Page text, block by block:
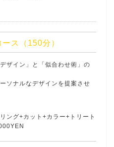
ス（150分）
ザイン」と「似合わせ術」の
ソナルなデザインを提案させ
ング+カット+カラー+トリート